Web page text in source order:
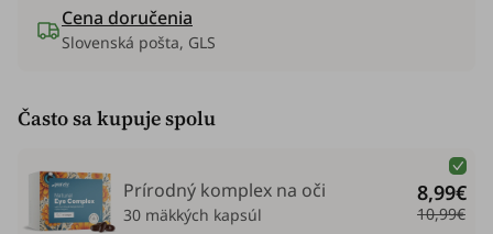
Cena doručenia
Slovenská pošta, GLS
Často sa kupuje spolu
Prírodný komplex na oči
30 mäkkých kapsúl
8,99€
10,99€